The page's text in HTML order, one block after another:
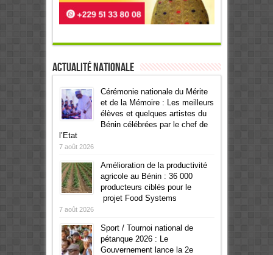
Actualité Nationale
Cérémonie nationale du Mérite
et de la Mémoire : Les meilleurs
élèves et quelques artistes du
Bénin célébrées par le chef de
l’Etat
7 août 2026
Amélioration de la productivité
agricole au Bénin : 36 000
producteurs ciblés pour le
projet Food Systems
7 août 2026
Sport / Tournoi national de
pétanque 2026 : Le
Gouvernement lance la 2e